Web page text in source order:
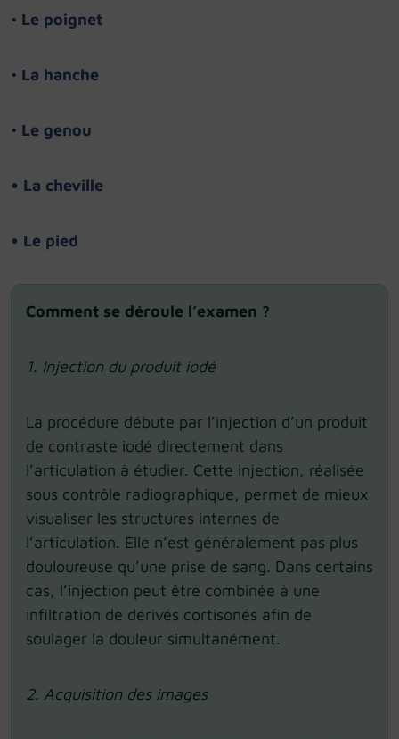
• Le poignet
• La hanche
• Le genou
• La cheville
• Le pied
Comment se déroule l’examen ?
1. Injection du produit iodé
La procédure débute par l’injection d’un produit
de contraste iodé directement dans
l’articulation à étudier. Cette injection, réalisée
sous contrôle radiographique, permet de mieux
visualiser les structures internes de
l’articulation. Elle n’est généralement pas plus
douloureuse qu’une prise de sang. Dans certains
cas, l’injection peut être combinée à une
infiltration de dérivés cortisonés afin de
soulager la douleur simultanément.
2. Acquisition des images